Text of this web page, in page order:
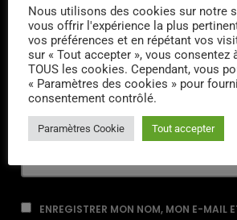
EMAIL*
URL
ENREGISTRER MON NOM, MON E-MAIL
Nous utilisons des cookies sur notre
vous offrir l'expérience la plus
vos préférences et en répétant vos
sur « Tout accepter », vous consentez
TOUS les cookies. Cependant, vous
« Paramètres des cookies » pour
consentement contrôlé.
Paramètres Cookie Tout accepter